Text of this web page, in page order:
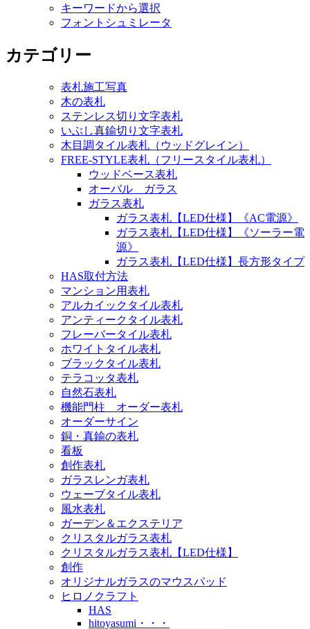
キーワードから選択
フォントシュミレータ
カテゴリー
表札施工写真
木の表札
ステンレス切り文字表札
いぶし真鍮切り文字表札
木目調タイル表札（ウッドグレイン）
FREE-STYLE表札（フリースタイル表札）
ウッドベース表札
オーバル ガラス
ガラス表札
ガラス表札【LED仕様】《AC電源》
ガラス表札【LED仕様】《ソーラー電
源》
ガラス表札【LED仕様】長方形タイプ
HAS取付方法
マンション用表札
アルカイックタイル表札
アンティークタイル表札
フレーバータイル表札
ホワイトタイル表札
ブラックタイル表札
テラコッタ表札
自然石表札
機能門柱 オーダー表札
オーダーサイン
銅・真鍮の表札
看板
創作表札
ガラスレンガ表札
ウェーブタイル表札
風水表札
ガーデン＆エクステリア
クリスタルガラス表札
クリスタルガラス表札【LED仕様】
創作
オリジナルガラスのマウスパッド
ヒロノクラフト
HAS
hitoyasumi・・・